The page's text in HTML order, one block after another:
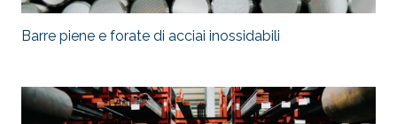
Barre piene e forate di acciai inossidabili